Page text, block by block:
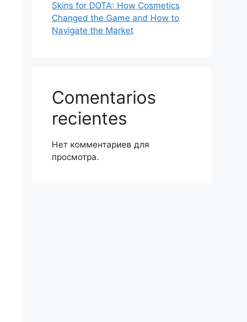
Skins for DOTA: How Cosmetics
Changed the Game and How to
Navigate the Market
Comentarios
recientes
Нет комментариев для
просмотра.